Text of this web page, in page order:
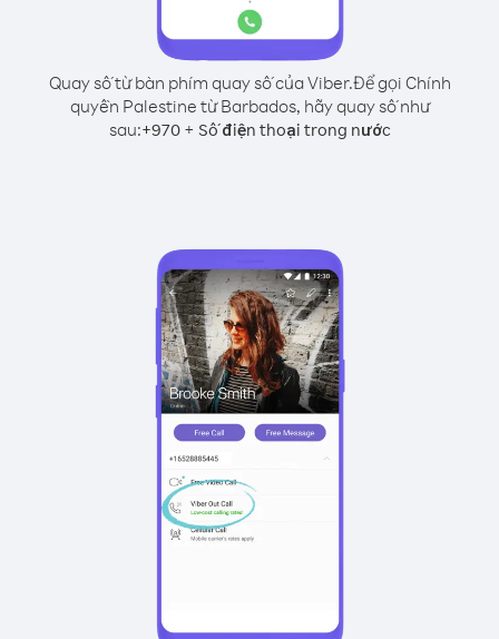
Quay số từ bàn phím quay số của Viber.Để gọi Chính
quyền Palestine từ Barbados, hãy quay số như
sau:+970+ Số điện thoại trong nước